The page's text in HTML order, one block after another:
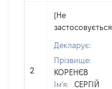
2
[Не
Декларує:
Прізвище:
КОРЕНЄВ
Ім'я:
СЕРГІЙ